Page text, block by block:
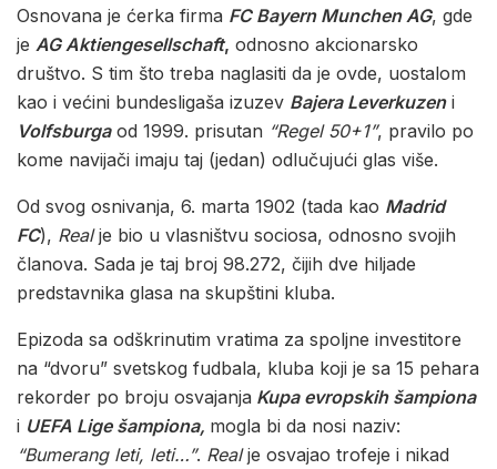
Osnovana je ćerka firma FC Bayern Munchen AG, gde
je AG Aktiengesellschaft, odnosno akcionarsko
društvo. S tim što treba naglasiti da je ovde, uostalom
kao i većini bundesligaša izuzev Bajera Leverkuzeni
Volfsburga od 1999. prisutan “Regel 50+1”, pravilo po
kome navijači imaju taj (jedan) odlučujući glas više.
Od svog osnivanja, 6. marta 1902 (tada kao Madrid
FC), Realje bio u vlasništvu sociosa, odnosno svojih
članova. Sada je taj broj 98.272, čijih dve hiljade
predstavnika glasa na skupštini kluba.
Epizoda sa odškrinutim vratima za spoljne investitore
na “dvoru” svetskog fudbala, kluba koji je sa 15 pehara
rekorder po broju osvajanja Kupa evropskih šampiona
i UEFA Lige šampiona, mogla bi da nosi naziv:
“Bumerang leti, leti…”. Realje osvajao trofeje i nikad